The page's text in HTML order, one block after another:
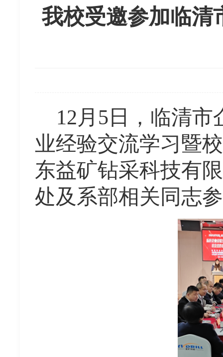
我校受邀参加临清
12月5日，临清
业经验交流学习暨
东益矿钻采科技有
处及系部相关同志